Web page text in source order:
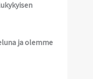
ja olemme